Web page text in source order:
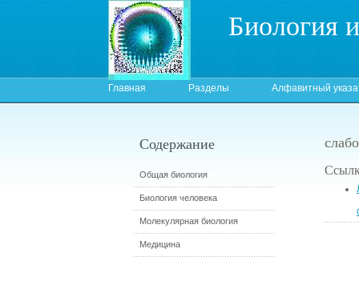
Биология
Главная Разделы Алфавитный
Содержание
Общая биология
Биология человека
Молекулярная биология
Медицина